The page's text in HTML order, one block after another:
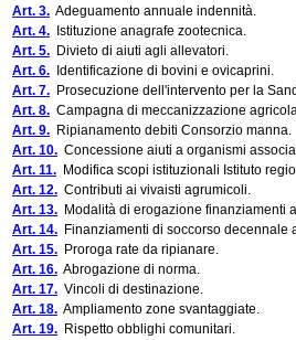
Art. 3. Adeguamento annuale indennità.
Art. 4. Istituzione anagrafe zootecnica.
Art. 5. Divieto di aiuti agli allevatori.
Art. 6. Identificazione di bovini e ovicaprini.
Art. 7. Prosecuzione dell'intervento per la
Art. 8. Campagna di meccanizzazione
Art. 9. Ripianamento debiti Consorzio manna.
Art. 10. Concessione aiuti a organismi
Art. 11. Modifica scopi istituzionali Istituto
Art. 12. Contributi ai vivaisti agrumicoli.
Art. 13. Modalità di erogazione finanziamenti
Art. 14. Finanziamenti di soccorso decennale
Art. 15. Proroga rate da ripianare.
Art. 16. Abrogazione di norma.
Art. 17. Vincoli di destinazione.
Art. 18. Ampliamento zone svantaggiate.
Art. 19. Rispetto obblighi comunitari.